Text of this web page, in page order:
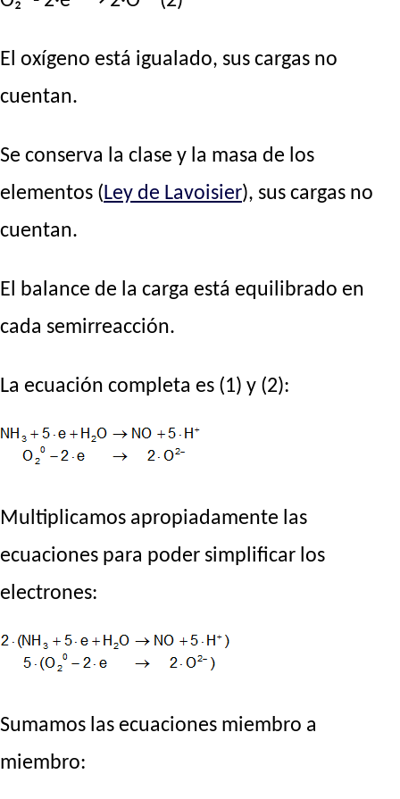
El oxígeno está igualado, sus cargas no
cuentan.
Se conserva la clase y la masa de los
elementos (Ley de Lavoisier), sus cargas no
cuentan.
El balance de la carga está equilibrado en
cada semirreacción.
La ecuación completa es (1) y (2):
Multiplicamos apropiadamente las
ecuaciones para poder simplificar los
electrones:
Sumamos las ecuaciones miembro a
miembro: